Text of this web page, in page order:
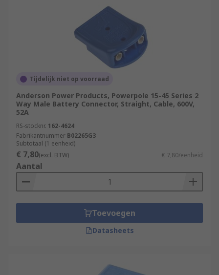
Tijdelijk niet op voorraad
Anderson Power Products, Powerpole 15-45 Series 2
Way Male Battery Connector, Straight, Cable, 600V,
52A
RS-stocknr. 162-4624
Fabrikantnummer B02265G3
Subtotaal (1 eenheid)
€ 7,80(excl. BTW) € 7,80/eenheid
Aantal
Toevoegen
Datasheets